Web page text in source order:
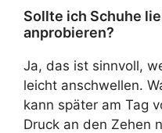
Sollte ich Schuhe
anprobieren?
Ja, das ist sinnvoll,
leicht anschwellen.
kann später am Tag
Druck an den Zehen